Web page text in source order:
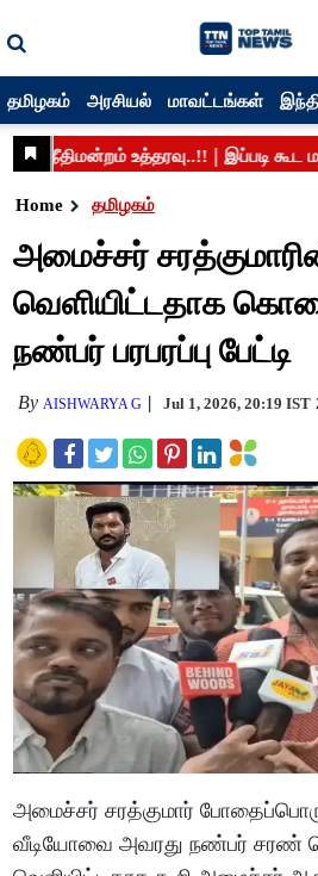
தமிழகம் அரசியல் மாவட்டங்கள்
Home தமிழகம்
அமைச்சர்
வெளியிட்டதாக
நண்பர் பரபரப்பு பேட்டி
By AISHWARYA G Jul 1, 2026, 20:19 IST
அமைச்சர் சரத்குமார்
வீடியோவை அவரது நண்பர் சரண்